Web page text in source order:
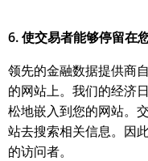
6. 使交易者能够停留在
领先的金融数据提供商
的网站上。我们的经济
松地嵌入到您的网站。
站去搜索相关信息。因
的访问者。